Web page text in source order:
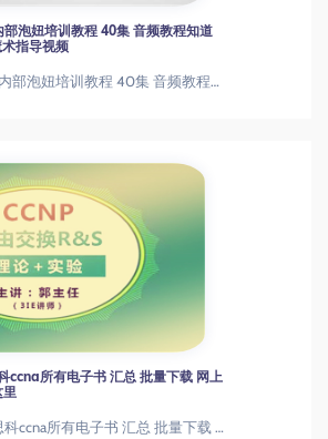
泡妞培训教程 40集 音频教程知道
指导视频
[泡妞秘籍] 妞泡我网内部泡妞培训教程 40集 音频教程知道+doc重点笔记+素材魔术指导视频
ccna所有电子书 汇总 批量下载 网上
[电子书集合] 50个 思科ccna所有电子书 汇总 批量下载 网上所有能知道到的都在这里